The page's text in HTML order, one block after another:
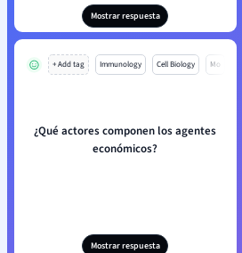
Mostrar respuesta
+ Add tag Immunology Cell Biology Mo
¿Qué actores componen los agentes
económicos?
Mostrar respuesta